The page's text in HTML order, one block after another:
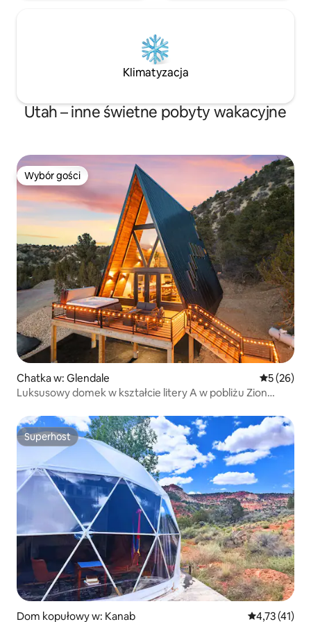
Klimatyzacja
Utah – inne świetne pobyty wakacyjne
Wybór gości
Wybór gości
Chatka w: Glendale Średnia
5 (26)
Luksusowy domek w kształcie litery A w pobliżu Zion
Superhost
Superhost
Dom kopułowy w: Kanab Średnia
4,73 (41)